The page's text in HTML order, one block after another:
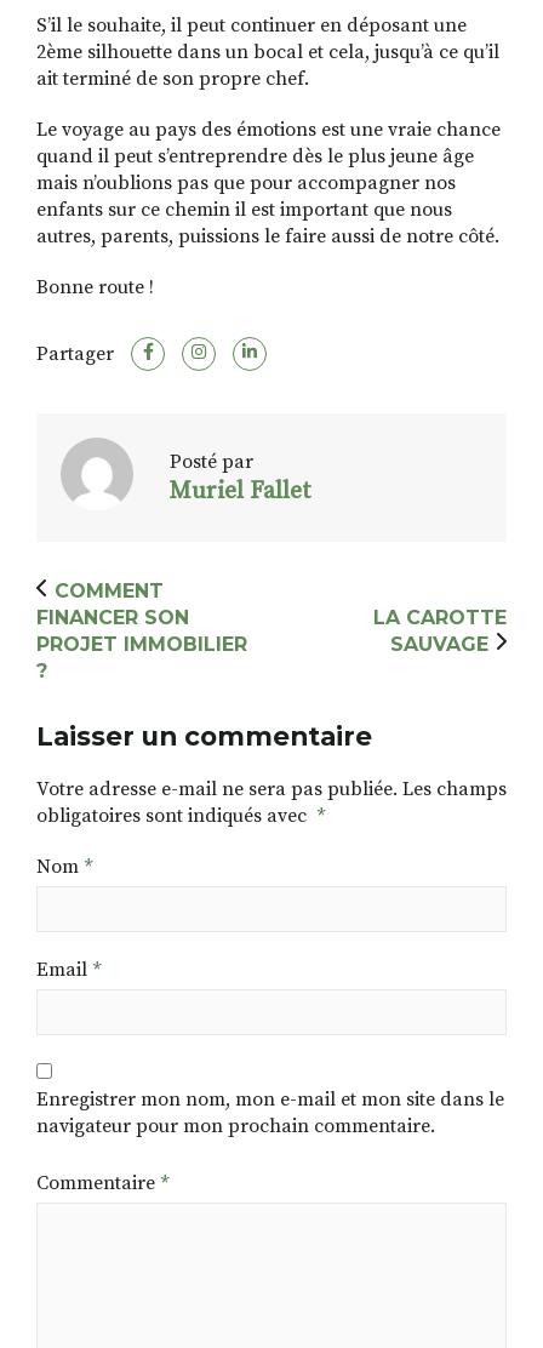
S’il le souhaite, il peut continuer en déposant une
2ème silhouette dans un bocal et cela, jusqu’à ce qu’il
ait terminé de son propre chef.
Le voyage au pays des émotions est une vraie chance
quand il peut s’entreprendre dès le plus jeune âge
mais n’oublions pas que pour accompagner nos
enfants sur ce chemin il est important que nous
autres, parents, puissions le faire aussi de notre côté.
Bonne route !
Partager
Posté par
Muriel Fallet
COMMENT
FINANCER SON
PROJET IMMOBILIER
?
LA CAROTTE
SAUVAGE
Laisser un commentaire
Votre adresse e-mail ne sera pas publiée. Les champs
obligatoires sont indiqués avec *
Nom *
Email *
Enregistrer mon nom, mon e-mail et mon site dans le
navigateur pour mon prochain commentaire.
Commentaire *